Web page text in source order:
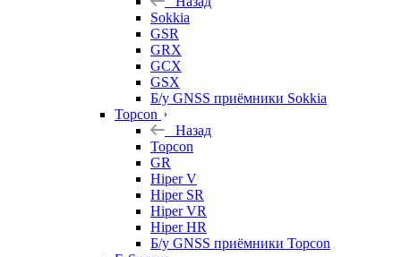
Sokkia
GSR
GRX
GCX
GSX
Б/у GNSS приёмники Sokkia
Topcon
Назад
Topcon
GR
Hiper V
Hiper SR
Hiper VR
Hiper HR
Б/у GNSS приёмники Topcon